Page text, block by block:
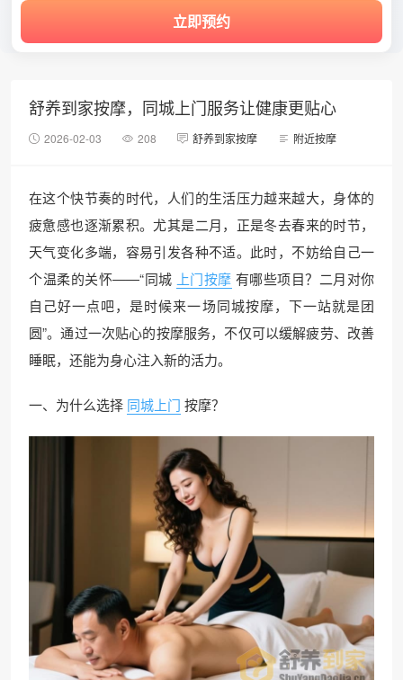
立即预约
舒养到家按摩，同城上门服务让健康更贴心
2026-02-03 208 舒养到家按摩 附近按摩
在这个快节奏的时代，人们的生活压力越来越大，身体的
疲惫感也逐渐累积。尤其是二月，正是冬去春来的时节，
天气变化多端，容易引发各种不适。此时，不妨给自己一
个温柔的关怀——“同城 上门按摩 有哪些项目？二月对你
自己好一点吧，是时候来一场同城按摩，下一站就是团
圆”。通过一次贴心的按摩服务，不仅可以缓解疲劳、改善
睡眠，还能为身心注入新的活力。
一、为什么选择 同城上门 按摩？